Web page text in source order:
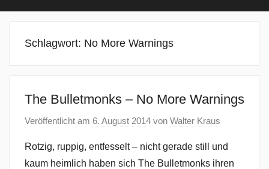
beat
goes
Schlagwort: No More Warnings
The Bulletmonks – No More Warnings
Veröffentlicht am 6. August 2014 von Walter Kraus
Rotzig, ruppig, entfesselt – nicht gerade still und
kaum heimlich haben sich The Bulletmonks ihren